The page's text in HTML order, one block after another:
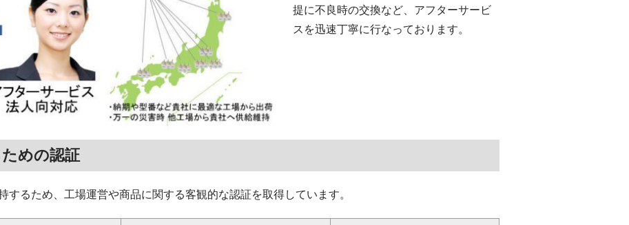
提に不良時の交換など、アフターサービ
スを迅速丁寧に行なっております。
めの認証
するため、工場運営や商品に関する客観的な認証を取得しています。